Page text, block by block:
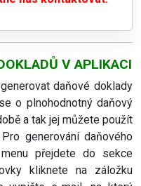
V APLIKACI
daňové doklady
o plnohodnotný daňový
a tak jej můžete použít
generování daňového
přejdete do sekce
kliknete na záložku